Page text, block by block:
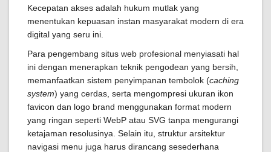
Kecepatan akses adalah hukum mutlak yang
menentukan kepuasan instan masyarakat modern di era
digital yang seru ini.
Para pengembang situs web profesional menyiasati hal
ini dengan menerapkan teknik pengodean yang bersih,
memanfaatkan sistem penyimpanan tembolok (caching
system) yang cerdas, serta mengompresi ukuran ikon
favicon dan logo brand menggunakan format modern
yang ringan seperti WebP atau SVG tanpa mengurangi
ketajaman resolusinya. Selain itu, struktur arsitektur
navigasi menu juga harus dirancang sesederhana